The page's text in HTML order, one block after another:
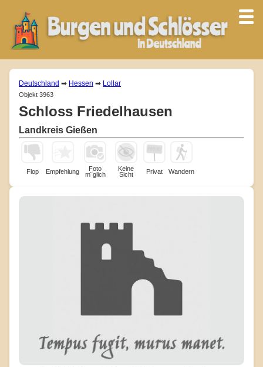
Deutschland ➡ Hessen ➡ Lollar
Objekt 3963
Schloss Friedelhausen
Landkreis Gießen
Flop Empfehlung
Foto
m¨glich
Keine
Sicht
Privat Wandern